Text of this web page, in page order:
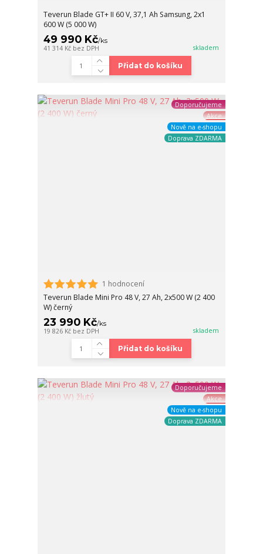
Teverun Blade GT+ II 60 V, 37,1 Ah Samsung, 2x1
600 W (5 000 W)
49 990 Kč/ks
41 314 Kč bez DPH skladem
Přidat do košíku
Doporučujeme
Akce
Nově na e-shopu
Doprava ZDARMA
1 hodnocení
Teverun Blade Mini Pro 48 V, 27 Ah, 2x500 W (2 400
W) černý
23 990 Kč/ks
19 826 Kč bez DPH skladem
Přidat do košíku
Doporučujeme
Akce
Nově na e-shopu
Doprava ZDARMA